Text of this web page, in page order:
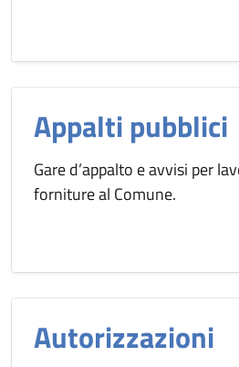
Appalti pubblici
Gare d’appalto e avvisi per
forniture al Comune.
Autorizzazioni